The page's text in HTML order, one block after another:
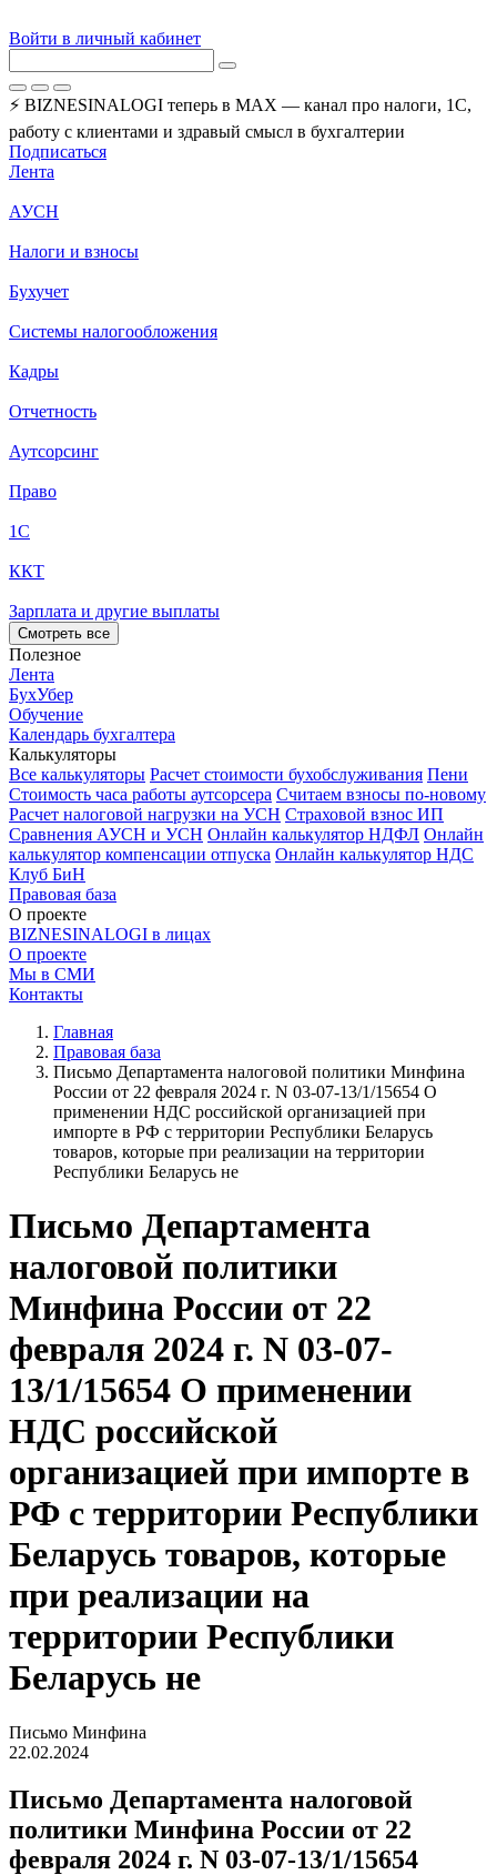
Войти в личный кабинет
⚡ BIZNESINALOGI теперь в MAX — канал про налоги, 1С,
работу с клиентами и здравый смысл в бухгалтерии
Подписаться
Лента
АУСН
Налоги и взносы
Бухучет
Системы налогообложения
Кадры
Отчетность
Аутсорсинг
Право
1С
ККТ
Зарплата и другие выплаты
Смотреть все
Полезное
Лента
БухУбер
Обучение
Календарь бухгалтера
Калькуляторы
Все калькуляторы Расчет стоимости бухобслуживания Пени
Стоимость часа работы аутсорсера Считаем взносы по-новому
Расчет налоговой нагрузки на УСН Страховой взнос ИП
Сравнения АУСН и УСН Онлайн калькулятор НДФЛ Онлайн
калькулятор компенсации отпуска Онлайн калькулятор НДС
Клуб БиН
Правовая база
О проекте
BIZNESINALOGI в лицах
О проекте
Мы в СМИ
Контакты
Главная
Правовая база
Письмо Департамента налоговой политики Минфина
России от 22 февраля 2024 г. N 03-07-13/1/15654 О
применении НДС российской организацией при
импорте в РФ с территории Республики Беларусь
товаров, которые при реализации на территории
Республики Беларусь не
Письмо Департамента
налоговой политики
Минфина России от 22
февраля 2024 г. N 03-07-
13/1/15654 О применении
НДС российской
организацией при импорте в
РФ с территории Республики
Беларусь товаров, которые
при реализации на
территории Республики
Беларусь не
Письмо Минфина
22.02.2024
Письмо Департамента налоговой
политики Минфина России от 22
февраля 2024 г. N 03-07-13/1/15654